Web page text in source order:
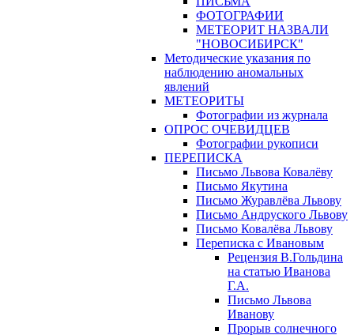
ФОТОГРАФИИ
МЕТЕОРИТ НАЗВАЛИ
"НОВОСИБИРСК"
Методические указания по
наблюдению аномальных
явлений
МЕТЕОРИТЫ
Фотографии из журнала
ОПРОС ОЧЕВИДЦЕВ
Фотографии рукописи
ПЕРЕПИСКА
Письмо Львова Ковалёву
Письмо Якутина
Письмо Журавлёва Львову
Письмо Андруского Львову
Письмо Ковалёва Львову
Переписка с Ивановым
Рецензия В.Гольдина
на статью Иванова
Г.А.
Письмо Львова
Иванову
Прорыв солнечного